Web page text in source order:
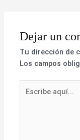
Dejar un
Tu dirección de
Los campos
aquí...